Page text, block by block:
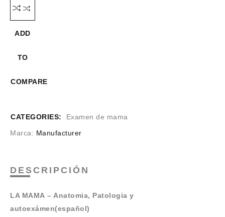
ADD
TO
COMPARE
CATEGORIES:
Examen de mama
Marca: Manufacturer
DESCRIPCIÓN
LA MAMA – Anatomia, Patologia y
autoexámen(español)